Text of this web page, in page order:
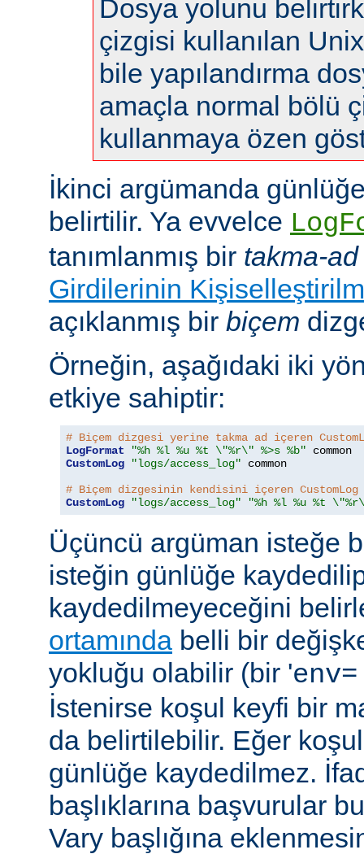
Dosya yolunu
çizgisi kullanılan
bile yapılandırma
amaçla normal bölü
kullanmaya özen
İkinci argümanda
belirtilir. Ya evvelce
tanımlanmış bir takma-ad
Girdilerinin
açıklanmış bir biçem
Örneğin, aşağıdaki iki
etkiye sahiptir:
# Biçem dizgesi yerine takma ad içeren
LogFormat
"%h %l %u %t \"%r\" %>s %b"
CustomLog
"logs/access_log" common
# Biçem dizgesinin kendisini içeren CustomLog
CustomLog
"logs/access_log" "%h %l %u %t
Üçüncü argüman isteğe
isteğin günlüğe
kaydedilmeyeceğini
ortamında belli bir
yokluğu olabilir (bir '
İstenirse koşul keyfi bir
da belirtilebilir. Eğer
günlüğe kaydedilmez.
başlıklarına başvurular
Vary başlığına